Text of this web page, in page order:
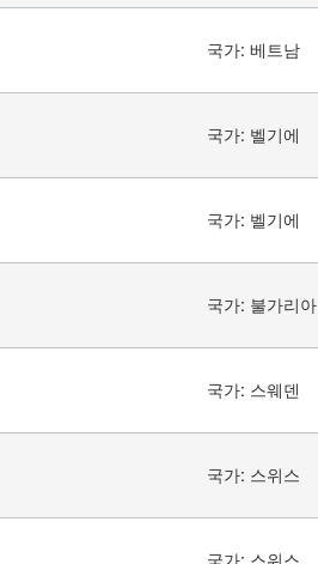
국가: 베트남
국가: 벨기에
국가: 벨기에
국가: 불가리아
국가: 스웨덴
국가: 스위스